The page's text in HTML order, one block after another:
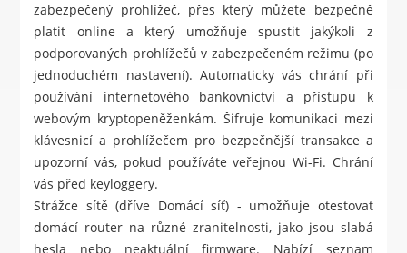
zabezpečený prohlížeč, přes který můžete bezpečně
platit online a který umožňuje spustit jakýkoli z
podporovaných prohlížečů v zabezpečeném režimu (po
jednoduchém nastavení). Automaticky vás chrání při
používání internetového bankovnictví a přístupu k
webovým kryptopeněženkám. Šifruje komunikaci mezi
klávesnicí a prohlížečem pro bezpečnější transakce a
upozorní vás, pokud používáte veřejnou Wi-Fi. Chrání
vás před keyloggery.
Strážce sítě (dříve Domácí síť) - umožňuje otestovat
domácí router na různé zranitelnosti, jako jsou slabá
hesla nebo neaktuální firmware. Nabízí seznam